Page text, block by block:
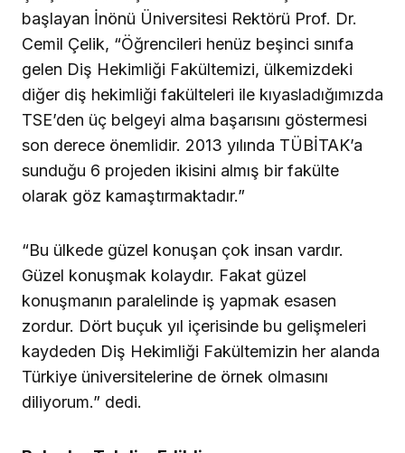
başlayan İnönü Üniversitesi Rektörü Prof. Dr.
Cemil Çelik, “Öğrencileri henüz beşinci sınıfa
gelen Diş Hekimliği Fakültemizi, ülkemizdeki
diğer diş hekimliği fakülteleri ile kıyasladığımızda
TSE’den üç belgeyi alma başarısını göstermesi
son derece önemlidir. 2013 yılında TÜBİTAK’a
sunduğu 6 projeden ikisini almış bir fakülte
olarak göz kamaştırmaktadır.”
“Bu ülkede güzel konuşan çok insan vardır.
Güzel konuşmak kolaydır. Fakat güzel
konuşmanın paralelinde iş yapmak esasen
zordur. Dört buçuk yıl içerisinde bu gelişmeleri
kaydeden Diş Hekimliği Fakültemizin her alanda
Türkiye üniversitelerine de örnek olmasını
diliyorum.” dedi.